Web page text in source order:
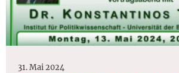
31. Mai 2024